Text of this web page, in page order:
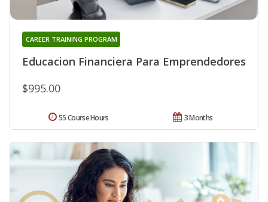
Educacion Financiera Para Emprendedores
CAREER TRAINING PROGRAM
$995.00
3 Months
55 Course Hours